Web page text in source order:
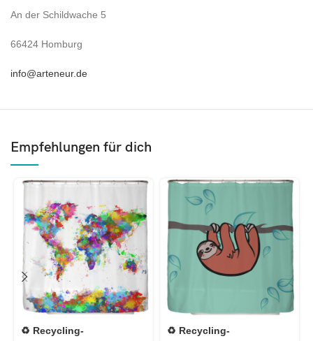
An der Schildwache 5
66424 Homburg
info@arteneur.de
Empfehlungen für dich
♻️ Recycling-
♻️ Recycling-